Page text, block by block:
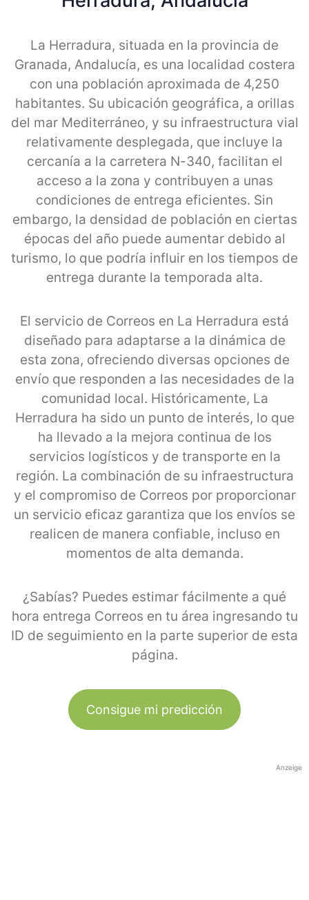
La Herradura, situada en la provincia de
Granada, Andalucía, es una localidad costera
con una población aproximada de 4,250
habitantes. Su ubicación geográfica, a orillas
del mar Mediterráneo, y su infraestructura vial
relativamente desplegada, que incluye la
cercanía a la carretera N-340, facilitan el
acceso a la zona y contribuyen a unas
condiciones de entrega eficientes. Sin
embargo, la densidad de población en ciertas
épocas del año puede aumentar debido al
turismo, lo que podría influir en los tiempos de
entrega durante la temporada alta.
El servicio de Correos en La Herradura está
diseñado para adaptarse a la dinámica de
esta zona, ofreciendo diversas opciones de
envío que responden a las necesidades de la
comunidad local. Históricamente, La
Herradura ha sido un punto de interés, lo que
ha llevado a la mejora continua de los
servicios logísticos y de transporte en la
región. La combinación de su infraestructura
y el compromiso de Correos por proporcionar
un servicio eficaz garantiza que los envíos se
realicen de manera confiable, incluso en
momentos de alta demanda.
¿Sabías? Puedes estimar fácilmente a qué
hora entrega Correos en tu área ingresando tu
ID de seguimiento en la parte superior de esta
página.
Consigue mi predicción
Anzeige